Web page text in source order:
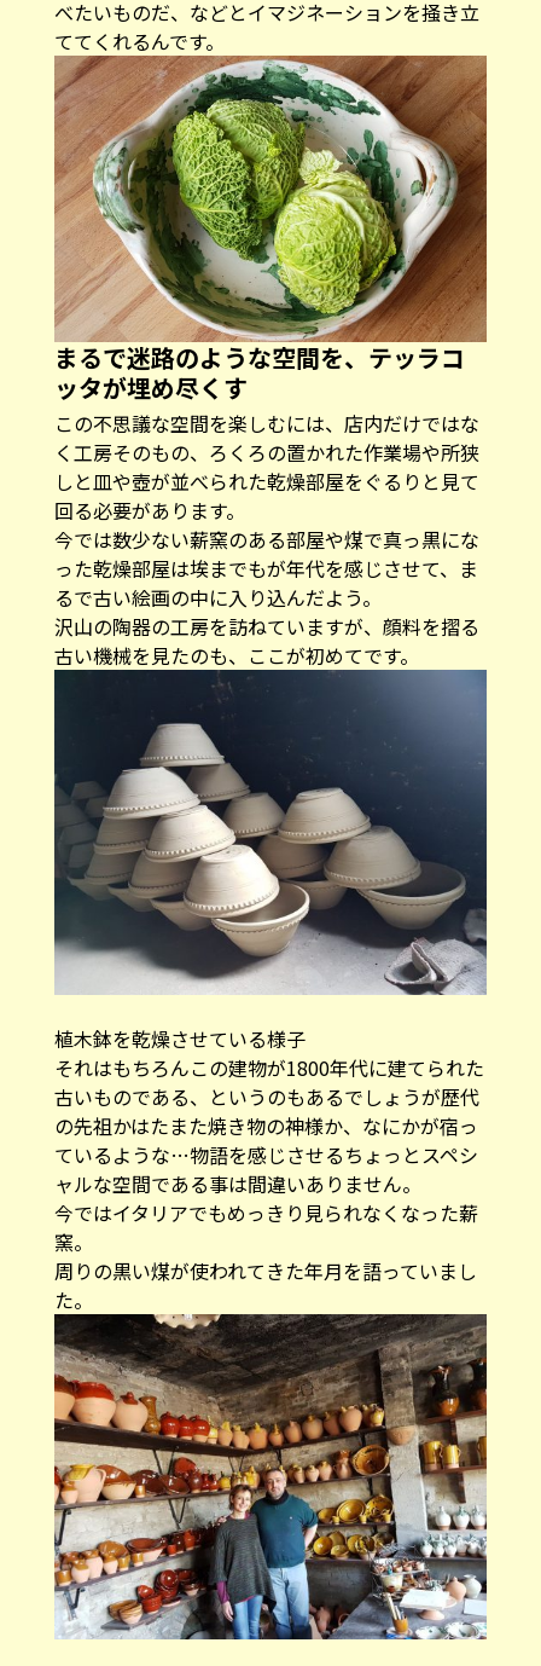
べたいものだ、などとイマジネーションを掻き立
ててくれるんです。
まるで迷路のような空間を、テッラコ
ッタが埋め尽くす
この不思議な空間を楽しむには、店内だけではな
く工房そのもの、ろくろの置かれた作業場や所狭
しと皿や壺が並べられた乾燥部屋をぐるりと見て
回る必要があります。
今では数少ない薪窯のある部屋や煤で真っ黒にな
った乾燥部屋は埃までもが年代を感じさせて、ま
るで古い絵画の中に入り込んだよう。
沢山の陶器の工房を訪ねていますが、顔料を摺る
古い機械を見たのも、ここが初めてです。
植木鉢を乾燥させている様子
それはもちろんこの建物が1800年代に建てられた
古いものである、というのもあるでしょうが歴代
の先祖かはたまた焼き物の神様か、なにかが宿っ
ているような…物語を感じさせるちょっとスペシ
ャルな空間である事は間違いありません。
今ではイタリアでもめっきり見られなくなった薪
窯。
周りの黒い煤が使われてきた年月を語っていまし
た。